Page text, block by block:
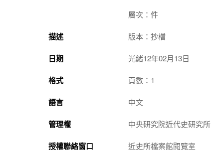
層次：件
描述 版本：抄檔
日期 光緒12年02月13日
格式 頁數：1
語言 中文
管理權 中央研究院近代史研究所
授權聯絡窗口
近史所檔案館閱覽室